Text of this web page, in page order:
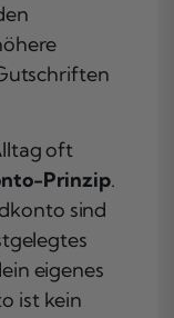
oft
Prinzip.
sind
eigenes
ist kein